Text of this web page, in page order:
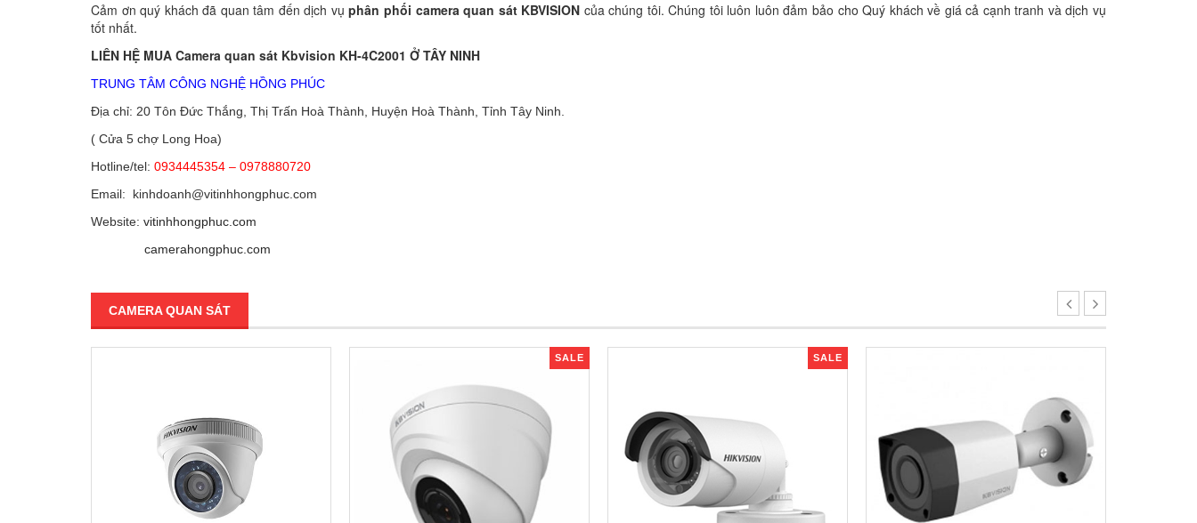
Cảm ơn quý khách đã quan tâm đến dịch vụphân phối camera quan sát KBVISION của chúng tôi. Chúng tôi luôn luôn đảm bảo cho Quý khách về giá cả cạnh tranh và dịch vụ
tốt nhất.
LIÊN HỆ MUA Camera quan sát Kbvision KH-4C2001 Ở TÂY NINH
TRUNG TÂM CÔNG NGHỆ HỒNG PHÚC
Địa chỉ: 20 Tôn Đức Thắng, Thị Trấn Hoà Thành, Huyện Hoà Thành, Tỉnh Tây Ninh.
( Cửa 5 chợ Long Hoa)
Hotline/tel: 0934445354 – 0978880720
Email: kinhdoanh@vitinhhongphuc.com
Website: vitinhhongphuc.com
camerahongphuc.com
CAMERA QUAN SÁT
SALE SALE